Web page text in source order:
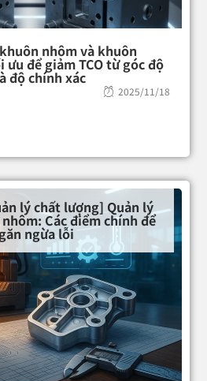
nhôm và khuôn
để giảm TCO từ góc độ
độ chính xác
2025/11/18
lý chất lượng] Quản lý
Các điểm chính để
ngừa lỗi